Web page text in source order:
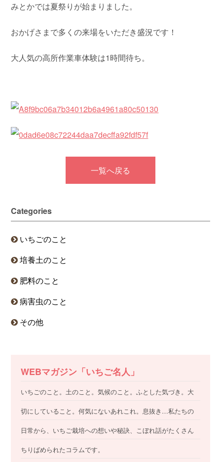
みとかでは夏祭りが始まりました。
おかげさまで多くの来場をいただき盛況です！
大人気の高所作業車体験は1時間待ち。
一覧へ戻る
Categories
いちごのこと
培養土のこと
肥料のこと
病害虫のこと
その他
WEBマガジン「いちご名人」
いちごのこと。土のこと。気候のこと。ふとした気づき。大
切にしていること。何気にないあれこれ。息抜き…私たちの
日常から、いちご栽培への想いや秘訣、こぼれ話がたくさん
ちりばめられたコラムです。